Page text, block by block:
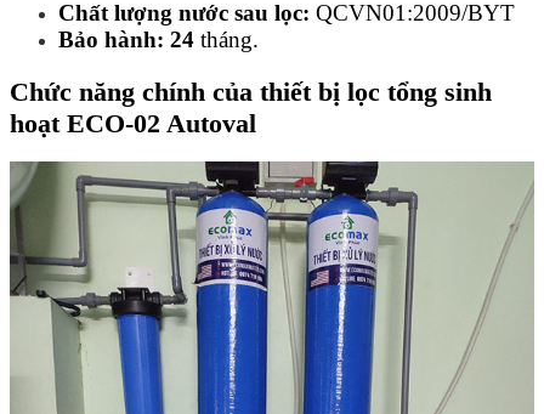
Chất lượng nước sau lọc: QCVN01:2009/BYT
Bảo hành: 24 tháng.
Chức năng chính của thiết bị lọc tổng sinh
hoạt ECO-02 Autoval